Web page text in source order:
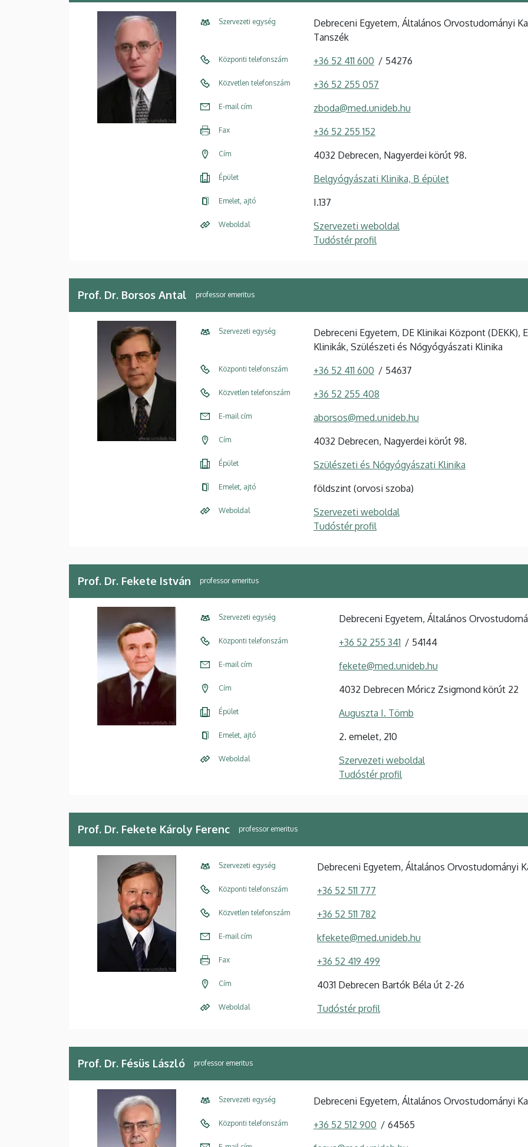
Szervezeti egység
Debreceni Egyetem, Általános Orvostudományi
Tanszék
Központi telefonszám +36 52 411 600 54276
Közvetlen telefonszám +36 52 255 057
E-mail cím zboda@med.unideb.hu
Fax +36 52 255 152
Cím 4032 Debrecen, Nagyerdei körút 98.
Épület Belgyógyászati Klinika, B épület
Emelet, ajtó I.137
Weboldal
Szervezeti weboldal
Tudóstér profil
Prof. Dr. Borsos Antal professor emeritus
Szervezeti egység
Debreceni Egyetem, DE Klinikai Központ (DEKK),
Klinikák, Szülészeti és Nőgyógyászati Klinika
Központi telefonszám +36 52 411 600 54637
Közvetlen telefonszám +36 52 255 408
E-mail cím aborsos@med.unideb.hu
Cím 4032 Debrecen, Nagyerdei körút 98.
Épület Szülészeti és Nőgyógyászati Klinika
Emelet, ajtó földszint (orvosi szoba)
Weboldal
Szervezeti weboldal
Tudóstér profil
Prof. Dr. Fekete István professor emeritus
Szervezeti egység Debreceni Egyetem, Általános
Központi telefonszám +36 52 255 341 54144
E-mail cím fekete@med.unideb.hu
Cím 4032 Debrecen Móricz Zsigmond körút 22
Épület Auguszta I. Tömb
Emelet, ajtó 2. emelet, 210
Weboldal
Szervezeti weboldal
Tudóstér profil
Prof. Dr. Fekete Károly Ferenc professor emeritus
Szervezeti egység Debreceni Egyetem, Általános Orvostudományi
Központi telefonszám +36 52 511 777
Közvetlen telefonszám +36 52 511 782
E-mail cím kfekete@med.unideb.hu
Fax +36 52 419 499
Cím 4031 Debrecen Bartók Béla út 2-26
Weboldal Tudóstér profil
Prof. Dr. Fésüs László professor emeritus
Szervezeti egység Debreceni Egyetem, Általános Orvostudományi
Központi telefonszám +36 52 512 900 64565